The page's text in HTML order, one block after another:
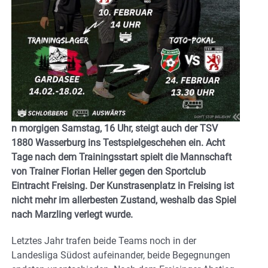
n morgigen Samstag, 16 Uhr, steigt auch der TSV
1880 Wasserburg ins Testspielgeschehen ein. Acht
Tage nach dem Trainingsstart spielt die Mannschaft
von Trainer Florian Heller gegen den Sportclub
Eintracht Freising. Der Kunstrasenplatz in Freising ist
nicht mehr im allerbesten Zustand, weshalb das Spiel
nach Marzling verlegt wurde.
Letztes Jahr trafen beide Teams noch in der
Landesliga Südost aufeinander, beide Begegnungen